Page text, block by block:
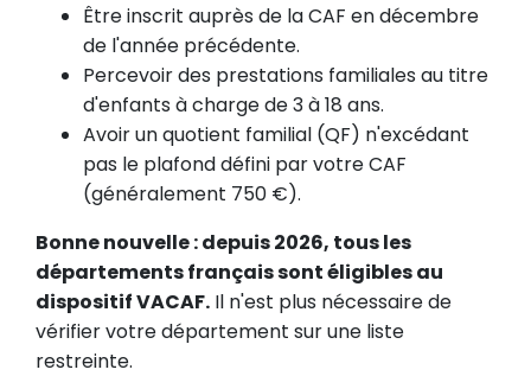
Être inscrit auprès de la CAF en décembre
de l'année précédente.
Percevoir des prestations familiales au titre
d'enfants à charge de 3 à 18 ans.
Avoir un quotient familial (QF) n'excédant
pas le plafond défini par votre CAF
(généralement 750 €).
Bonne nouvelle : depuis 2026, tous les
départements français sont éligibles au
dispositif VACAF. Il n'est plus nécessaire de
vérifier votre département sur une liste
restreinte.